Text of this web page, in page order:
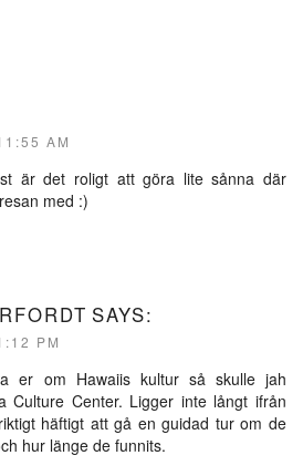
AM
är det roligt att göra lite sånna där
med :)
SAYS:
PM
er om Hawaiis kultur så skulle jah
Culture Center. Ligger inte långt ifrån
häftigt att gå en guidad tur om de
hur länge de funnits.